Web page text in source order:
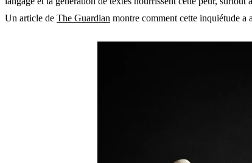
Un article de The Guardian montre comment cette inquiétude a